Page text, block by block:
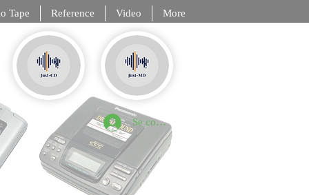
Tape Reference Video More
DCC, NT
Se connecter